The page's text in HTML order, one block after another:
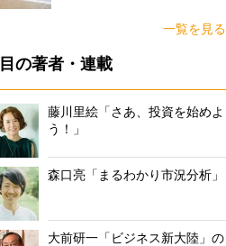
一覧を見る
の著者・連載
藤川里絵「さあ、投資を始めよ
う！」
森口亮「まるわかり市況分析」
大前研一「ビジネス新大陸」の